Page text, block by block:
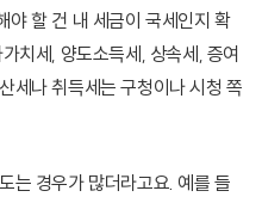
야 할 건 내 세금이 국세인지 확
치세, 양도소득세, 상속세, 증여
세나 취득세는 구청이나 시청 쪽
는 경우가 많더라고요. 예를 들